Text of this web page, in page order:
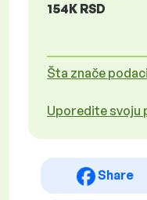
154K RSD
Šta znače
Uporedite svoju
Share